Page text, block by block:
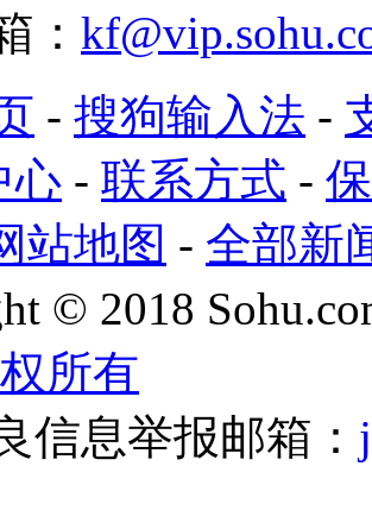
：
- 搜狗输入法 -
心 - 联系方式 -
站地图 - 全部新
© 2018
所有
信息举报邮箱：